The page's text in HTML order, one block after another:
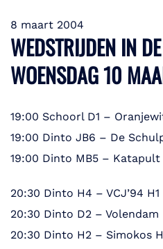
8 maart 2004
WEDSTRIJDEN IN
WOENSDAG 10
19:00 Schoorl D1 –
19:00 Dinto JB6 – De
19:00 Dinto MB5 – Katapult
20:30 Dinto H4 – VCJ’94 H1
20:30 Dinto D2 – Volendam
20:30 Dinto H2 – Simokos